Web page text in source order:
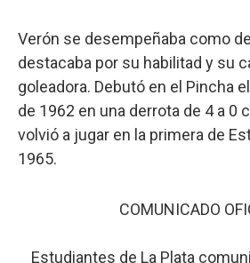
Verón se desempeñaba como
destacaba por su habilitad y su
goleadora. Debutó en el Pincha
de 1962 en una derrota de 4 a 0
volvió a jugar en la primera de
1965.
COMUNICADO
Estudiantes de La Plata